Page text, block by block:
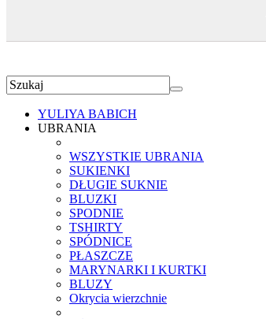
YULIYA BABICH
UBRANIA
WSZYSTKIE UBRANIA
SUKIENKI
DŁUGIE SUKNIE
BLUZKI
SPODNIE
TSHIRTY
SPÓDNICE
PŁASZCZE
MARYNARKI I KURTKI
BLUZY
Okrycia wierzchnie